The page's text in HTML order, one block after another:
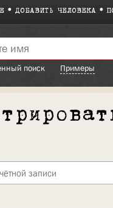
ДОБАВИТЬ ЧЕЛОВЕКА
поиск
Примеры